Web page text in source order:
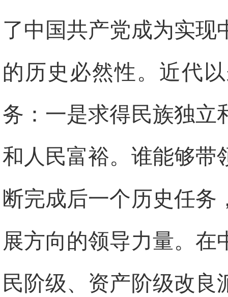
了中国共产党成为实现
的历史必然性。近代
务：一是求得民族独立
和人民富裕。谁能够带
断完成后一个历史任务
展方向的领导力量。在
民阶级、资产阶级改良